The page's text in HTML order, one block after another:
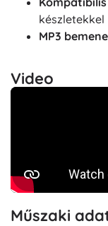
készletekkel
MP3
Video
Műszaki